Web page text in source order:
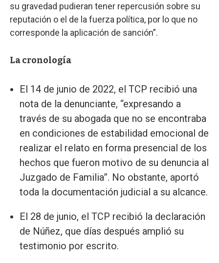
su gravedad pudieran tener repercusión sobre su
reputación o el de la fuerza política, por lo que no
corresponde la aplicación de sanción”.
La cronología
El 14 de junio de 2022, el TCP recibió una
nota de la denunciante, “expresando a
través de su abogada que no se encontraba
en condiciones de estabilidad emocional de
realizar el relato en forma presencial de los
hechos que fueron motivo de su denuncia al
Juzgado de Familia”. No obstante, aportó
toda la documentación judicial a su alcance.
El 28 de junio, el TCP recibió la declaración
de Núñez, que días después amplió su
testimonio por escrito.